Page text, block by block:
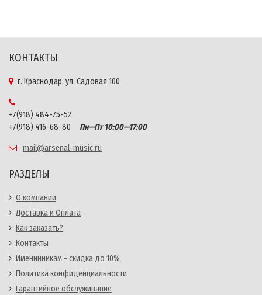
КОНТАКТЫ
г. Краснодар, ул. Садовая 100
+7(918) 484-75-52
+7(918) 416-68-80
Пн—Пт 10:00—17:00
mail@arsenal-music.ru
РАЗДЕЛЫ
О компании
Доставка и Оплата
Как заказать?
Контакты
Именинникам - скидка до 10%
Политика конфиденциальности
Гарантийное обслуживание